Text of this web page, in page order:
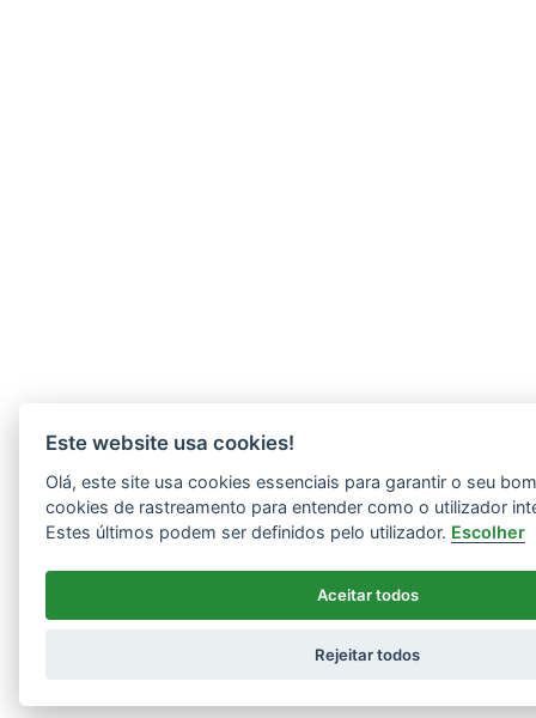
Este website usa cookies!
Olá, este site usa cookies essenciais para garantir o seu
cookies de rastreamento para entender como o utilizador
Estes últimos podem ser definidos pelo utilizador. Escolher
Aceitar todos
Rejeitar todos